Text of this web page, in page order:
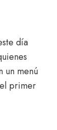
día
un menú
primer